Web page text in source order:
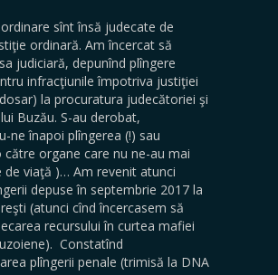
sînt însă judecate de
ordinară. Am încercat să
judiciară, depunînd plîngere
infracţiunile împotriva justiţiei
la procuratura judecătoriei şi
Buzău. S-au derobat,
ne înapoi plîngerea (!) sau
către organe care nu ne-au mai
de viaţă )… Am revenit atunci
depuse în septembrie 2017 la
(atunci cînd încercasem să
recursului în curtea mafiei
Constatînd
plîngerii penale (trimisă la DNA